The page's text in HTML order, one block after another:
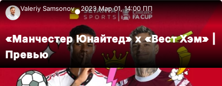
Valeriy Samsonov●2023 Мар 01, 14:00 ПП
«Манчестер Юнайтед» х «Вест Хэм» |
Превью